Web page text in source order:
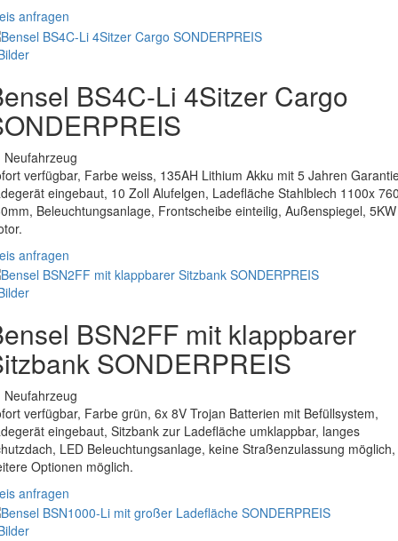
anfragen
BS4C-Li 4Sitzer Cargo
Neufahrzeug
verfügbar, Farbe weiss, 135AH Lithium Akku mit 5 Jahren
eingebaut, 10 Zoll Alufelgen, Ladefläche Stahlblech 1100x
Beleuchtungsanlage, Frontscheibe einteilig, Außenspiegel, 5KW
anfragen
BSN2FF mit klappbarer
SONDERPREIS
Neufahrzeug
verfügbar, Farbe grün, 6x 8V Trojan Batterien mit Befüllsystem,
eingebaut, Sitzbank zur Ladefläche umklappbar, langes
LED Beleuchtungsanlage, keine Straßenzulassung möglich,
Optionen möglich.
anfragen